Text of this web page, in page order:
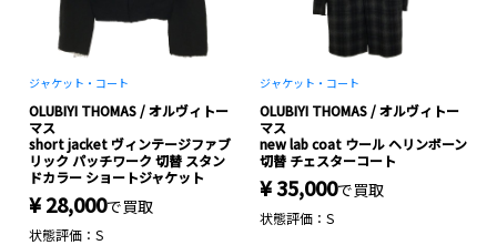
ジャケット・コート
OLUBIYI THOMAS / オルヴィトー
マス
short jacket ヴィンテージファブ
リック パッチワーク 切替 スタン
ドカラー ショートジャケット
¥ 28,000で買取
状態評価：S
ジャケット・コート
OLUBIYI THOMAS / オルヴィトー
マス
new lab coat ウール ヘリンボーン
切替 チェスターコート
¥ 35,000で買取
状態評価：S